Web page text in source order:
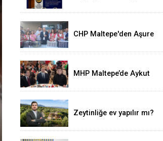
CHP Maltepe'den Aşure
MHP Maltepe’de Aykut
Zeytinliğe ev yapılır mı?